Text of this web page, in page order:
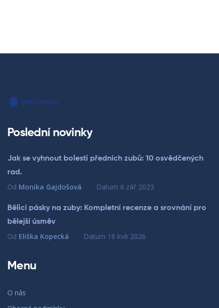
Poslední novinky
Jak se vyhnout bolesti předních zubů: 10 osvědčených
rad.
Od Monika Gajdošová Datum 6 zář 2023
Bělicí pásky na zuby: Kompletní recenze a srovnání pro
bělejší úsměv
Od Eliška Kopecká Datum 16 kvě 2026
Menu
O nás